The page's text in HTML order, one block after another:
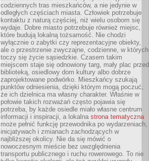
codziennych tras mieszkańców, a nie jedynie w
odległych częściach miasta. Człowiek potrzebuje
kontaktu z naturą częściej, niż wielu osobom się
wydaje. Dobre miasto potrzebuje również miejsc,
które budują lokalną tożsamość. Nie chodzi
wyłącznie o zabytki czy reprezentacyjne obiekty,
ale o przestrzenie zwyczajne, codzienne, w których
toczy się życie sąsiedzkie. Czasem takim
miejscem staje się odnowiony targ, mały plac przed
biblioteką, osiedlowy dom kultury albo dobrze
zaprojektowane podwórko. Mieszkańcy szukają
punktów odniesienia, dzięki którym mogą poczuć,
że ich dzielnica ma własny charakter. Właśnie w
połowie takich rozważań często pojawia się
potrzeba, by każde osiedle miało własne centrum
informacji i inspiracji, a lokalna strona tematyczna
może pełnić funkcję przewodnika po wydarzeniach,
inicjatywach i zmianach zachodzących w
najbliższej okolicy. Nie da się mówić o
nowoczesnym mieście bez uwzględnienia
transportu publicznego i ruchu rowerowego. To nie